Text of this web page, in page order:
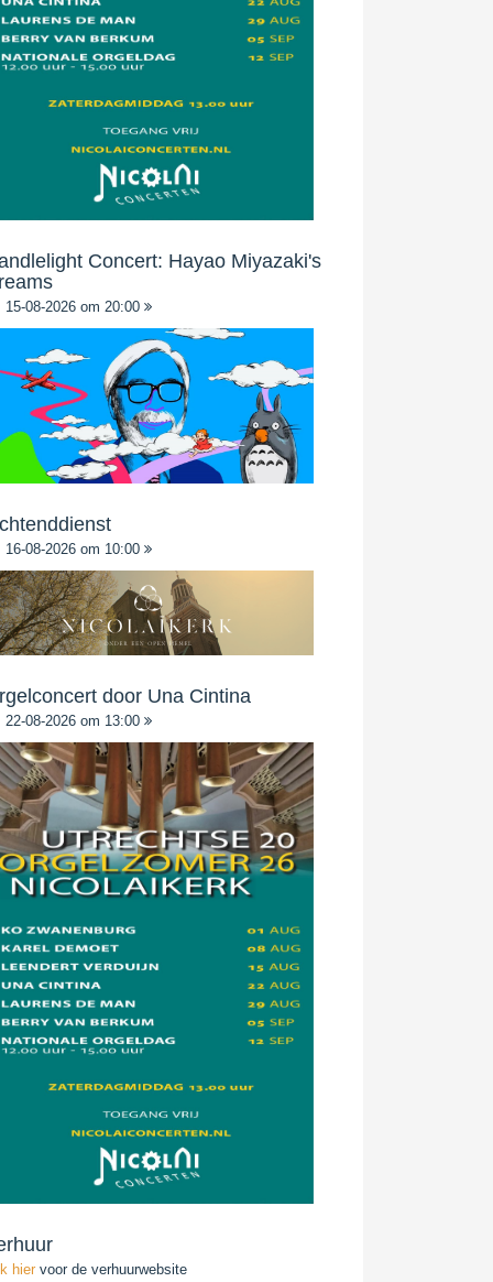
Concert: Hayao Miyazaki's
15-08-2026 om 20:00
16-08-2026 om 10:00
door Una Cintina
22-08-2026 om 13:00
hiervoor de verhuurwebsite